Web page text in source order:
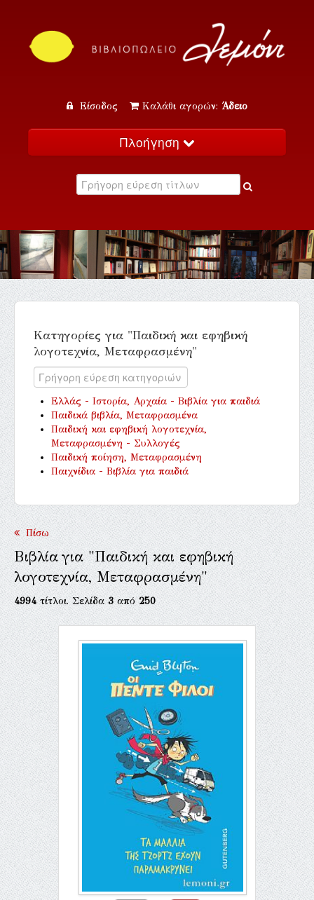
Είσοδος Καλάθι αγορών: Άδειο
Πλοήγηση
Κατάλογος
Εκδηλώσεις
Επικοινωνία
Κατηγορίες για "Παιδική και εφηβική
λογοτεχνία, Μεταφρασμένη"
Ελλάς - Ιστορία, Αρχαία - Βιβλία για παιδιά
Παιδικά βιβλία, Μεταφρασμένα
Παιδική και εφηβική λογοτεχνία,
Μεταφρασμένη - Συλλογές
Παιδική ποίηση, Μεταφρασμένη
Παιχνίδια - Βιβλία για παιδιά
Πίσω
Βιβλία για "Παιδική και εφηβική
λογοτεχνία, Μεταφρασμένη"
4994τίτλοι. Σελίδα3από250